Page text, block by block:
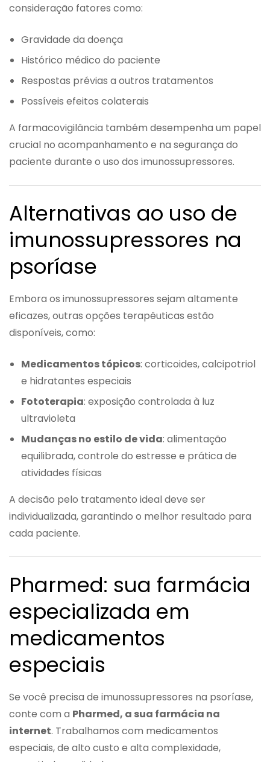
consideração fatores como:
Gravidade da doença
Histórico médico do paciente
Respostas prévias a outros tratamentos
Possíveis efeitos colaterais
A farmacovigilância também desempenha um papel
crucial no acompanhamento e na segurança do
paciente durante o uso dos imunossupressores.
Alternativas ao uso de
imunossupressores na
psoríase
Embora os imunossupressores sejam altamente
eficazes, outras opções terapêuticas estão
disponíveis, como:
Medicamentos tópicos: corticoides, calcipotriol
e hidratantes especiais
Fototerapia: exposição controlada à luz
ultravioleta
Mudanças no estilo de vida: alimentação
equilibrada, controle do estresse e prática de
atividades físicas
A decisão pelo tratamento ideal deve ser
individualizada, garantindo o melhor resultado para
cada paciente.
Pharmed: sua farmácia
especializada em
medicamentos
especiais
Se você precisa de imunossupressores na psoríase,
conte com a Pharmed, a sua farmácia na
internet. Trabalhamos com medicamentos
especiais, de alto custo e alta complexidade,